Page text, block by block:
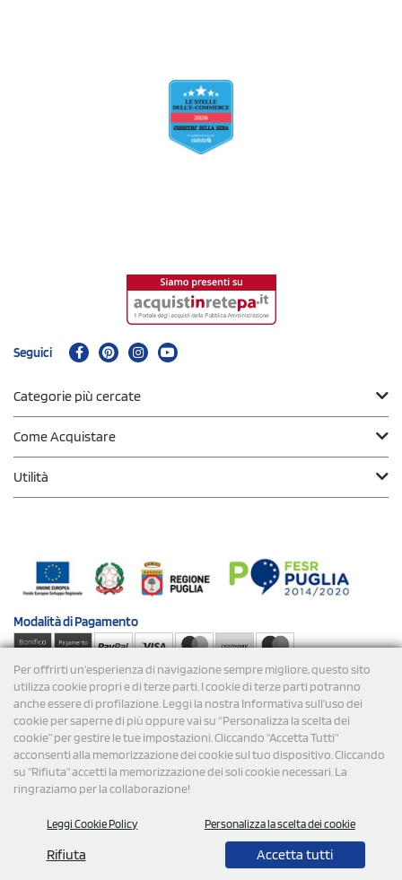
Per offrirti un'esperienza di navigazione sempre migliore, questo sito
utilizza cookie propri e di terze parti. I cookie di terze parti potranno
anche essere di profilazione. Leggi la nostra Informativa sull’uso dei
cookie per saperne di più oppure vai su “Personalizza la scelta dei
cookie” per gestire le tue impostazioni. Cliccando "Accetta Tutti"
acconsenti alla memorizzazione dei cookie sul tuo dispositivo. Cliccando
su "Rifiuta" accetti la memorizzazione dei soli cookie necessari. La
ringraziamo per la collaborazione!
Leggi Cookie Policy Personalizza la scelta dei cookie
Rifiuta Accetta tutti
0,00
Seguici
Categorie più cercate
Come Acquistare
Utilità
Modalità diPagamento
Spedizioni
P.Iva/C.F. 09734470967 - N° Rea MI-2110632